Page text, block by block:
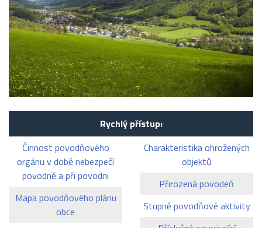
Rychlý přístup:
Činnost povodňového
orgánu v době nebezpečí
povodně a při povodni
Mapa povodňového plánu
obce
Charakteristika ohrožených
objektů
Přirozená povodeň
Stupně povodňové aktivity